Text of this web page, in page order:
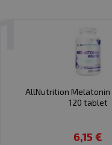
v krvi,
pokojný a kvalitný
✅ Regenerácia
✅ prispieva k
AllNutrition Melatonin
120 tablet
6,15 €